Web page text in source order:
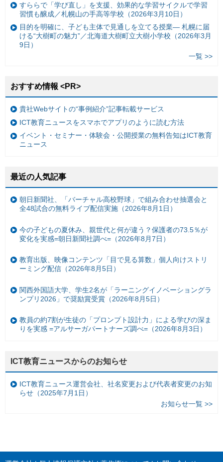
すららで「学び直し」を支援、効果的な学習サイクルで学習
習慣も醸成／札幌山の手高等学校（2026年3月10日）
目的を明確に、子ども主体で見通しを立てる授業— 札幌に届
ける“大樹町の魅力”／北海道大樹町立大樹小学校（2026年3月
9日）
一覧 >>
おすすめ情報 <PR>
貴社Webサイトの“事例紹介”記事転載サービス
ICT教育ニュースをスマホでアプリのように読む方法
イベント・セミナー・体験会・公開授業の無料告知はICT教育
ニュース
最近の人気記事
朝日新聞社、「バーチャル高校野球」で組み合わせ抽選会と
全48試合の無料ライブ配信実施（2026年8月1日）
今の子どもの夏休み、親世代と何が違う？保護者の73.5％が
変化を実感=朝日新聞社調べ=（2026年8月7日）
教育出版、映像コンテンツ「目で見る算数」個人向けストリ
ーミング配信（2026年8月5日）
関西外国語大学、学生2名が「ラーニングイノベーショングラ
ンプリ2026」で奨励賞受賞（2026年8月5日）
教員の約7割が生徒の「プロンプト設計力」による学びの深ま
りを実感 =アルサーガパートナーズ調べ=（2026年8月3日）
ICT教育ニュースからのお知らせ
ICT教育ニュース運営会社、社名変更および代表者変更のお知
らせ（2025年7月1日）
お知らせ一覧 >>